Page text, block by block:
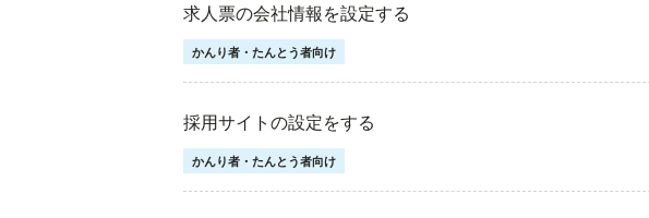
求人票の会社情報を設定する
かんり者・たんとう者向け
採用サイトの設定をする
かんり者・たんとう者向け